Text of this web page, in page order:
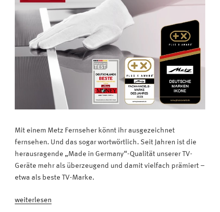
überzeugt
HiFi
Test“
Mit einem Metz Fernseher könnt ihr ausgezeichnet
fernsehen. Und das sogar wortwörtlich. Seit Jahren ist die
herausragende „Made in Germany“-Qualität unserer TV-
Geräte mehr als überzeugend und damit vielfach prämiert –
etwa als beste TV-Marke.
„Die
weiterlesen